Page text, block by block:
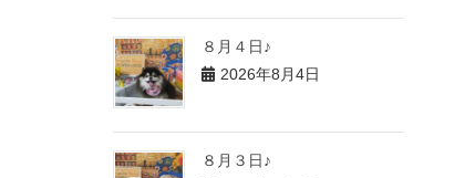
８月４日♪
2026年8月4日
８月３日♪